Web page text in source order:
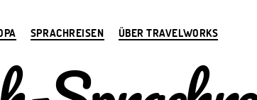
Kategorien
SPRACHREISEN ÜBER TRAVELWORKS